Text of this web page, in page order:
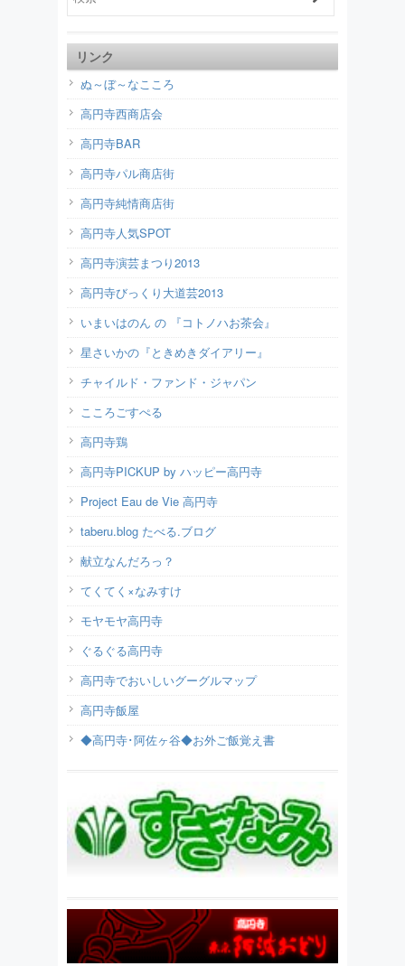
リンク
ぬ～ぼ～なこころ
高円寺西商店会
高円寺BAR
高円寺パル商店街
高円寺純情商店街
高円寺人気SPOT
高円寺演芸まつり2013
高円寺びっくり大道芸2013
いまいはのん の 『コトノハお茶会』
星さいかの『ときめきダイアリー』
チャイルド・ファンド・ジャパン
こころごすぺる
高円寺鶏
高円寺PICKUP by ハッピー高円寺
Project Eau de Vie 高円寺
taberu.blog たべる.ブログ
献立なんだろっ？
てくてく×なみすけ
モヤモヤ高円寺
ぐるぐる高円寺
高円寺でおいしいグーグルマップ
高円寺飯屋
◆高円寺･阿佐ヶ谷◆お外ご飯覚え書